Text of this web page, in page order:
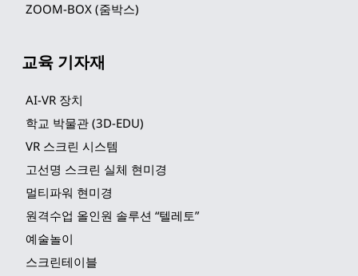
ZOOM-BOX (줌박스)
교육 기자재
AI-VR 장치
학교 박물관 (3D-EDU)
VR 스크린 시스템
고선명 스크린 실체 현미경
멀티파워 현미경
원격수업 올인원 솔루션 “텔레토”
예술놀이
스크린테이블